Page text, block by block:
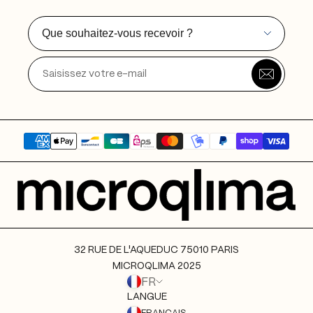
Que souhaitez-vous recevoir ?
32 RUE DE L'AQUEDUC 75010 PARIS
MICROQLIMA 2025
FR
LANGUE